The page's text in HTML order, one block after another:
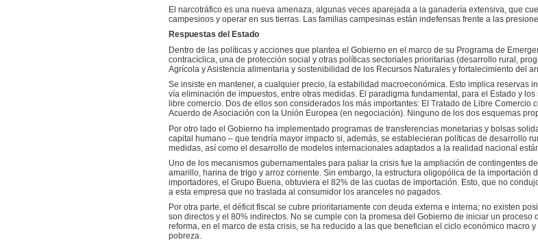
El narcotráfico es una nueva amenaza, algunas veces aparejada a la ganadería extensiva, que
campesinos y operar en sus tierras. Las familias campesinas están indefensas frente a las
Respuestas del Estado
Dentro de las políticas y acciones que plantea el Gobierno en el marco de su Programa de
contracíclica, una de protección social y otras políticas sectoriales prioritarias (desarrollo rural,
Agrícola y Asistencia alimentaria y sostenibilidad de los Recursos Naturales y fortalecimiento del
Se insiste en mantener, a cualquier precio, la estabilidad macroeconómica. Esto implica reservas
vía eliminación de impuestos, entre otras medidas. El paradigma fundamental, para el Estado y
libre comercio. Dos de ellos son considerados los más importantes: El Tratado de Libre Comercio
Acuerdo de Asociación con la Unión Europea (en negociación). Ninguno de los dos esquemas
Por otro lado el Gobierno ha implementado programas de transferencias monetarias y bolsas
capital humano – que tendría mayor impacto si, además, se establecieran políticas de desarrollo
medidas, así como el desarrollo de modelos internacionales adaptados a la realidad nacional
Uno de los mecanismos gubernamentales para paliar la crisis fue la ampliación de contingentes
amarillo, harina de trigo y arroz corriente. Sin embargo, la estructura oligopólica de la importación
importadores, el Grupo Buena, obtuviera el 82% de las cuotas de importación. Esto, que no
a esta empresa que no traslada al consumidor los aranceles no pagados.
Por otra parte, el déficit fiscal se cubre prioritariamente con deuda externa e interna; no existen
son directos y el 80% indirectos. No se cumple con la promesa del Gobierno de iniciar un
reforma, en el marco de esta crisis, se ha reducido a las que benefician el ciclo económico macro
pobreza.